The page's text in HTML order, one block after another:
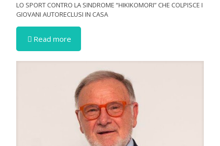
LO SPORT CONTRO LA SINDROME “HIKIKOMORI” CHE COLPISCE I
GIOVANI AUTORECLUSI IN CASA
Read more